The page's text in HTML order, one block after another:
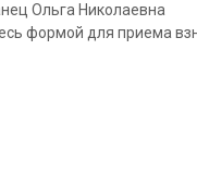
Ольга Николаевна
формой для приема